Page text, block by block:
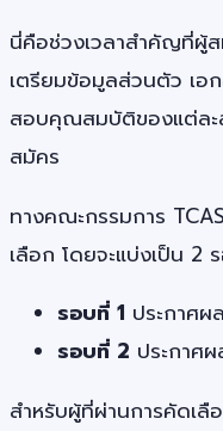
นี่คือช่วงเวลาสำคัญที่ผู้
เตรียมข้อมูลส่วนตัว เอ
สอบคุณสมบัติของแต่ละ
สมัคร
ทางคณะกรรมการ
เลือก โดยจะแบ่งเป็น 2
รอบที่ 1 ประกาศ
รอบที่ 2 ประกาศ
สำหรับผู้ที่ผ่านการคัดเลื